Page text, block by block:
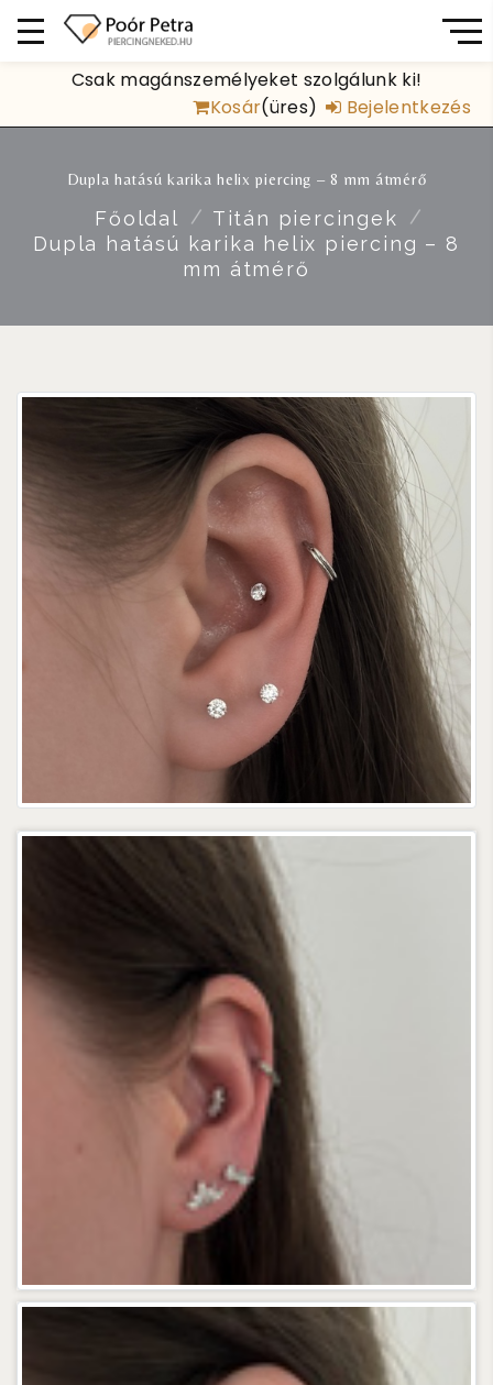
Csak magánszemélyeket szolgálunk ki!
Kosár(üres) Bejelentkezés
Dupla hatású karika helix piercing – 8 mm átmérő
Főoldal
Titán piercingek
Dupla hatású karika helix piercing – 8
mm átmérő